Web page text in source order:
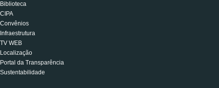
Biblioteca
CIPA
Convênios
Infraestrutura
TV WEB
Localização
Portal da Transparência
Sustentabilidade